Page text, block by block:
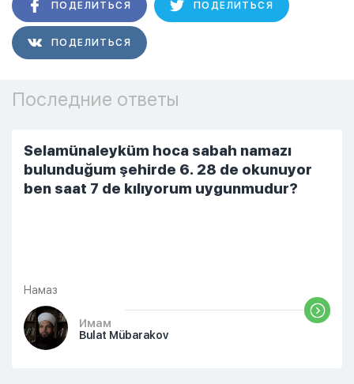
ПОДЕЛИТЬСЯ ПОДЕЛИТЬСЯ
ПОДЕЛИТЬСЯ
Последние ответы
Selamünaleyküm hoca sabah namazı
bulunduğum şehirde 6. 28 de okunuyor
ben saat 7 de kılıyorum uygunmudur?
Намаз
Имам
Bulat Mübarakov